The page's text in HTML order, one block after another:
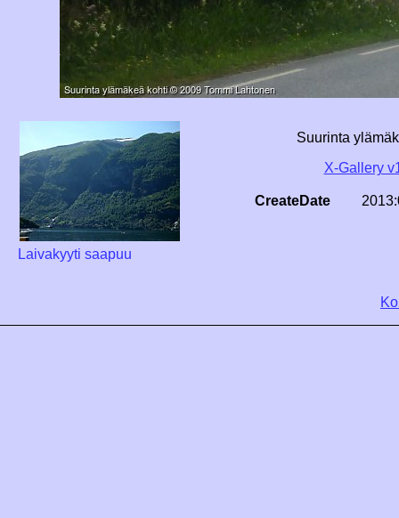
Laivakyyti saapuu
Suurinta
X-Gallery
CreateDate